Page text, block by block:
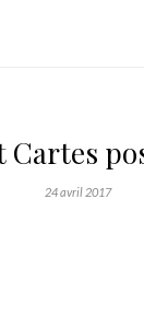
24 avril 2017